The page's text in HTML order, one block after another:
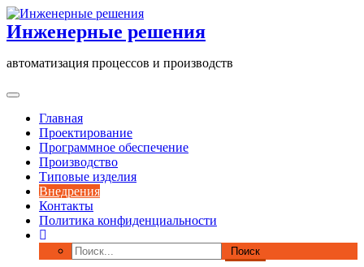
Перейти
к
содержимому
Инженерные решения
автоматизация процессов и производств
Главная
Проектирование
Программное обеспечение
Производство
Типовые изделия
Внедрения
Контакты
Политика конфиденциальности